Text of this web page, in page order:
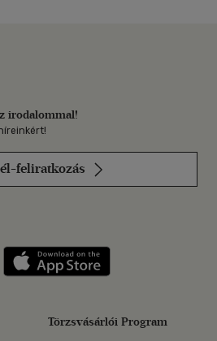
irodalommal!
feliratkozás
on
Instagramon
a LinkedInen
applikáció Szerezd meg: Google
Törzsvásárlói Program